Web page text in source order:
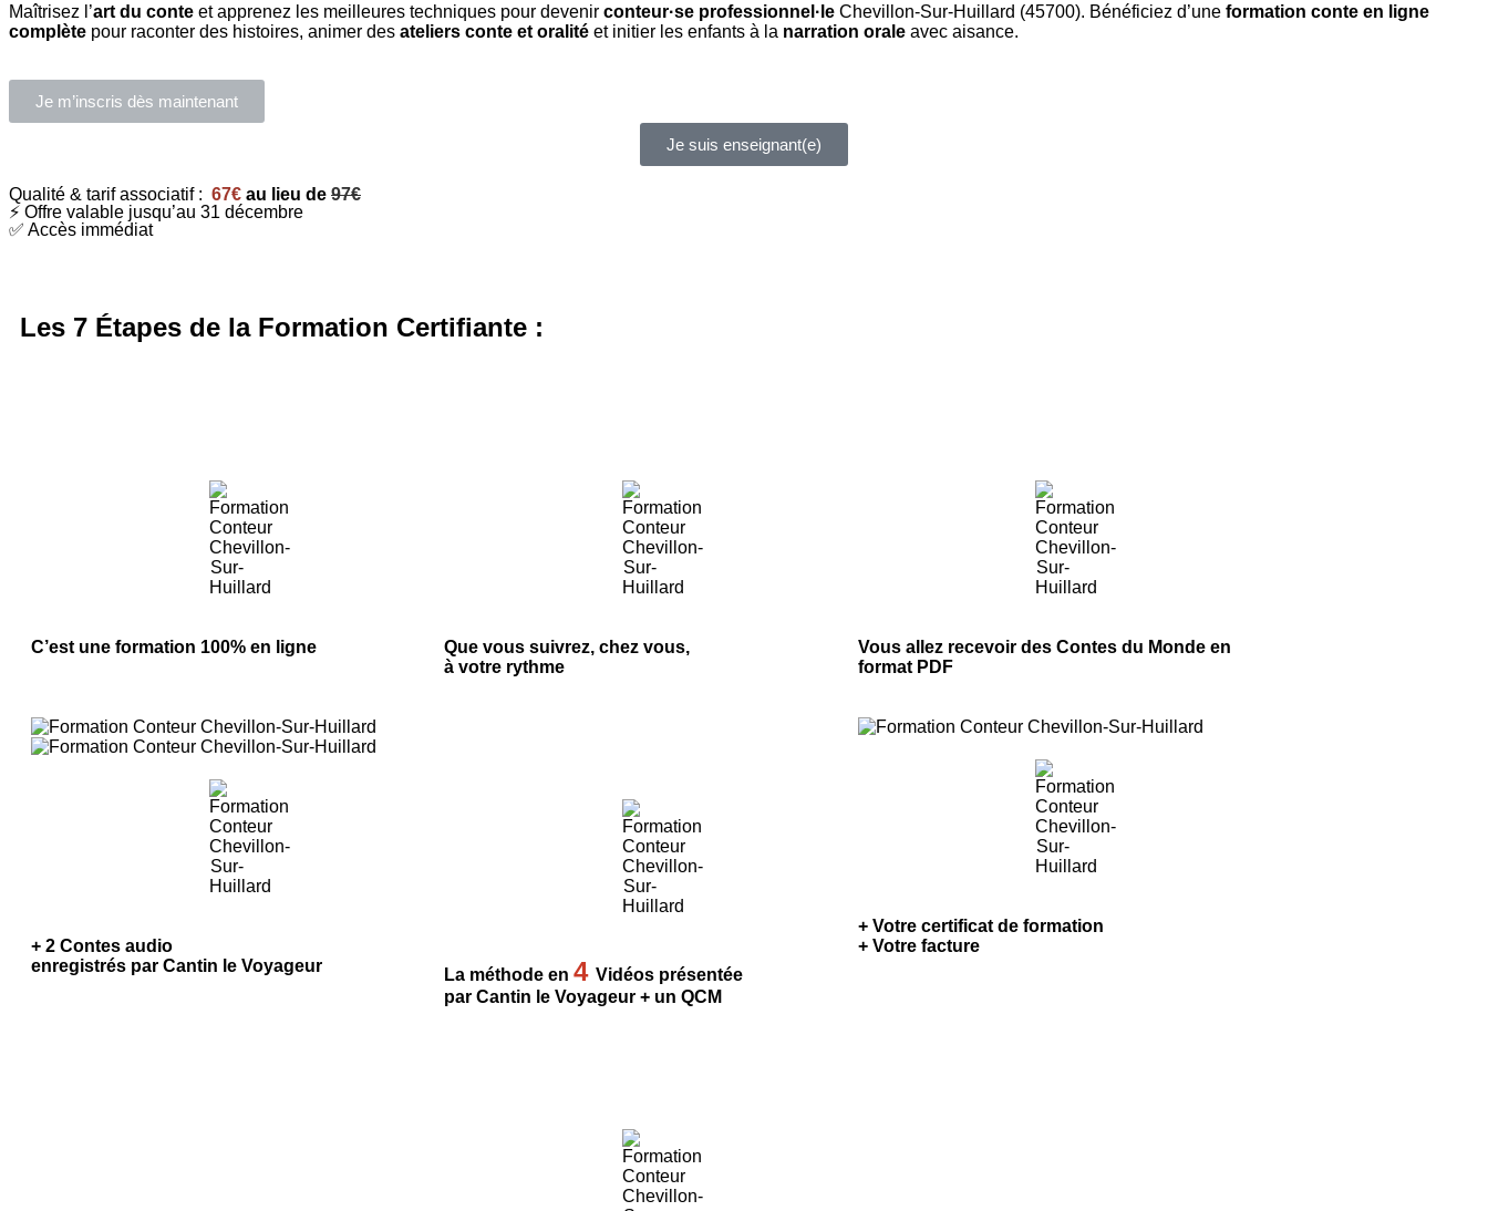
Maîtrisez l’art du conte et apprenez les meilleures techniques pour devenir conteur·se professionnel·le Chevillon-Sur-Huillard (45700). Bénéficiez d’une formation conte en ligne
complète pour raconter des histoires, animer des ateliers conte et oralité et initier les enfants à la narration orale avec aisance.
Je m’inscris dès maintenant
Je suis enseignant(e)
Qualité & tarif associatif : 67€ au lieu de 97€
⚡ Offre valable jusqu’au 31 décembre
✅ Accès immédiat
Les 7 Étapes de la Formation Certifiante :
C’est une formation 100% en ligne
Que vous suivrez, chez vous,
à votre rythme
Vous allez recevoir des Contes du Monde en
format PDF
+ 2 Contes audio
enregistrés par Cantin le Voyageur
La méthode en4Vidéos présentée
par Cantin le Voyageur + un QCM
+ Votre certificat de formation
+ Votre facture